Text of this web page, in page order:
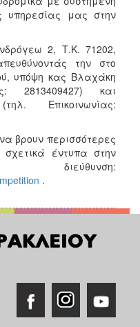
υπηρεσίας μας στην
2, Τ.Κ. 71202,
την στο
υπόψη κας Βλαχάκη
2813409427) και
Επικοινωνίας:
βρουν περισσότερες
έντυπα στην
.